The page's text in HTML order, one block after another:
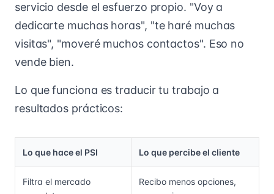
servicio desde el esfuerzo propio. "Voy a
dedicarte muchas horas", "te haré muchas
visitas", "moveré muchos contactos". Eso no
vende bien.
Lo que funciona es traducir tu trabajo a
resultados prácticos:
Lo que hace el PSI Lo que percibe el cliente
Filtra el mercado
Recibo menos opciones,